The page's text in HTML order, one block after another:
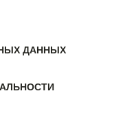
ДАННЫХ